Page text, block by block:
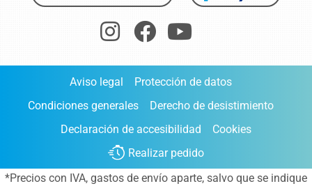
Aviso legal
Protección de datos
Condiciones generales
Derecho de desistimiento
Declaración de accesibilidad
Cookies
Realizar pedido
*Precios con IVA, gastos de envío aparte, salvo que se indique